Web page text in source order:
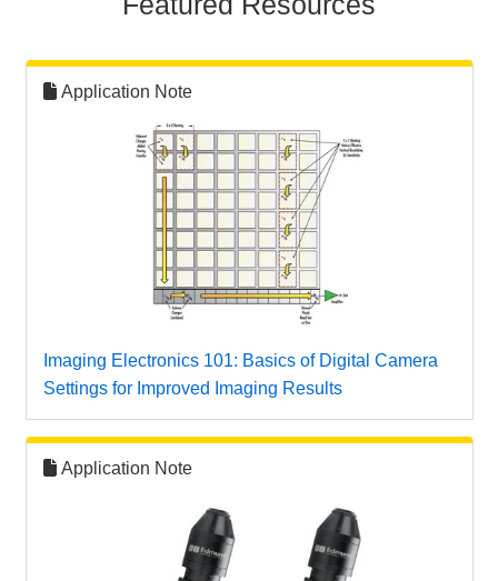
Application Note
Imaging Electronics 101: Basics of Digital Camera
Settings for Improved Imaging Results
Application Note